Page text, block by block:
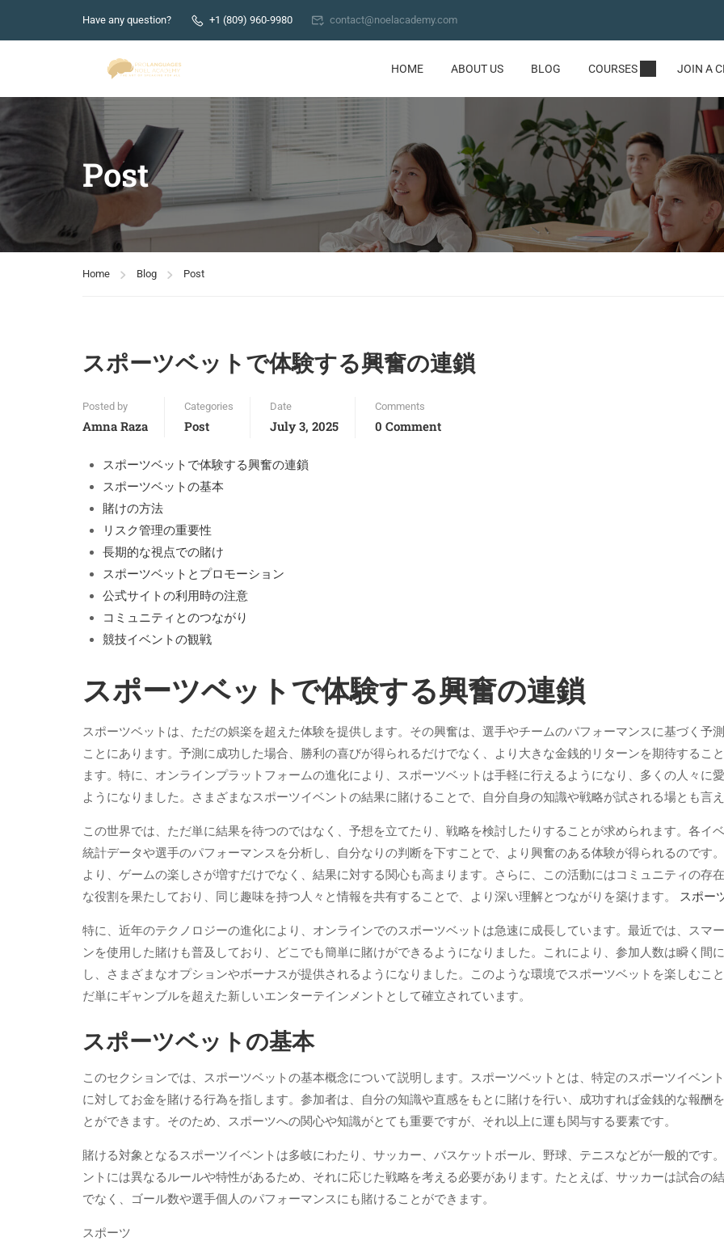
Have any question? +1 (809) 960-9980 contact@noelacademy.com
HOME ABOUT US BLOG COURSES JOIN A
Post
Home Blog Post
スポーツベットで体験する興奮の連鎖
Posted by
Amna Raza
Categories
Post
Date
July 3, 2025
Comments
0 Comment
スポーツベットで体験する興奮の連鎖
スポーツベットの基本
賭けの方法
リスク管理の重要性
長期的な視点での賭け
スポーツベットとプロモーション
公式サイトの利用時の注意
コミュニティとのつながり
競技イベントの観戦
スポーツベットで体験する興奮の連鎖
スポーツベットは、ただの娯楽を超えた体験を提供します。その興奮は、選手やチームのパフォーマンスに基づく予
ことにあります。予測に成功した場合、勝利の喜びが得られるだけでなく、より大きな金銭的リターンを期待するこ
ます。特に、オンラインプラットフォームの進化により、スポーツベットは手軽に行えるようになり、多くの人々に
ようになりました。さまざまなスポーツイベントの結果に賭けることで、自分自身の知識や戦略が試される場とも言え
この世界では、ただ単に結果を待つのではなく、予想を立てたり、戦略を検討したりすることが求められます。各イ
統計データや選手のパフォーマンスを分析し、自分なりの判断を下すことで、より興奮のある体験が得られるのです
より、ゲームの楽しさが増すだけでなく、結果に対する関心も高まります。さらに、この活動にはコミュニティの存
な役割を果たしており、同じ趣味を持つ人々と情報を共有することで、より深い理解とつながりを築けます。 スポー
特に、近年のテクノロジーの進化により、オンラインでのスポーツベットは急速に成長しています。最近では、スマ
ンを使用した賭けも普及しており、どこでも簡単に賭けができるようになりました。これにより、参加人数は瞬く間
し、さまざまなオプションやボーナスが提供されるようになりました。このような環境でスポーツベットを楽しむこ
だ単にギャンブルを超えた新しいエンターテインメントとして確立されています。
スポーツベットの基本
このセクションでは、スポーツベットの基本概念について説明します。スポーツベットとは、特定のスポーツイベン
に対してお金を賭ける行為を指します。参加者は、自分の知識や直感をもとに賭けを行い、成功すれば金銭的な報酬
とができます。そのため、スポーツへの関心や知識がとても重要ですが、それ以上に運も関与する要素です。
賭ける対象となるスポーツイベントは多岐にわたり、サッカー、バスケットボール、野球、テニスなどが一般的です
ントには異なるルールや特性があるため、それに応じた戦略を考える必要があります。たとえば、サッカーは試合の
でなく、ゴール数や選手個人のパフォーマンスにも賭けることができます。
スポーツ